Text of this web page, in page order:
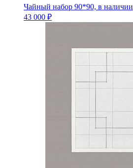
Чайный набор 90*90, в наличии
43 000 ₽